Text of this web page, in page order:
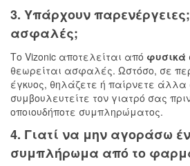
3. Υπάρχουν
ασφαλές;
Το Vizonic αποτελείται από φυσικά
θεωρείται ασφαλές. Ωστόσο, σε
έγκυος, θηλάζετε ή παίρνετε
συμβουλευτείτε τον γιατρό σας
οποιουδήποτε συμπληρώματος.
4. Γιατί να μην αγοράσω
συμπλήρωμα από το